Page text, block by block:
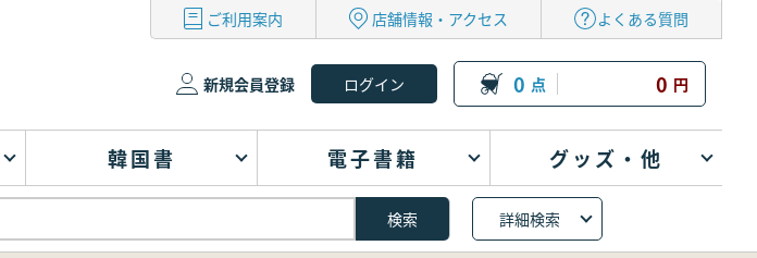
ご利用案内 店舗情報・アクセス よくある質問
新規会員登録 0 点 0 円
韓国書 電子書籍 グッズ・他
詳細検索